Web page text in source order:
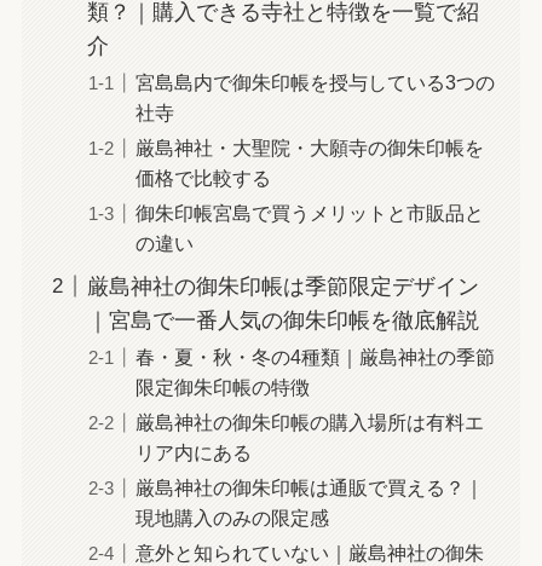
類？｜購入できる寺社と特徴を一覧で紹
介
宮島島内で御朱印帳を授与している3つの
社寺
厳島神社・大聖院・大願寺の御朱印帳を
価格で比較する
御朱印帳宮島で買うメリットと市販品と
の違い
厳島神社の御朱印帳は季節限定デザイン
｜宮島で一番人気の御朱印帳を徹底解説
春・夏・秋・冬の4種類｜厳島神社の季節
限定御朱印帳の特徴
厳島神社の御朱印帳の購入場所は有料エ
リア内にある
厳島神社の御朱印帳は通販で買える？｜
現地購入のみの限定感
意外と知られていない｜厳島神社の御朱